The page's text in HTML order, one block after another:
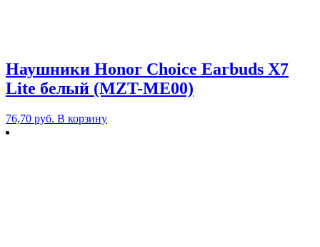
Наушники Honor Choice Earbuds X7
Lite белый (MZT-ME00)
76,70 руб. В корзину